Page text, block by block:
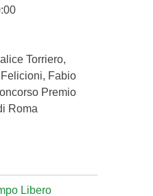
Torriero,
Fabio
Premio
Roma
Libero